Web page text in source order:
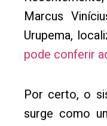
Marcus
Urupema,
pode conferir
Por certo, o
surge como